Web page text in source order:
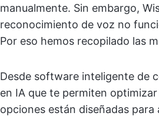
manualmente. Sin embargo,
reconocimiento de voz no
Por eso hemos recopilado las
Desde software inteligente de
en IA que te permiten
opciones están diseñadas